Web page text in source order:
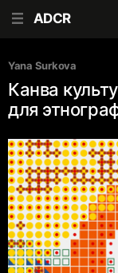
ADCR
Yana Surkova
Канва
для